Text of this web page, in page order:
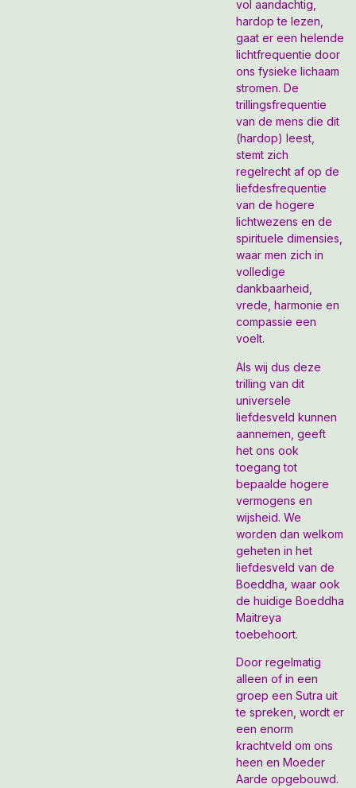
vol aandachtig,
hardop te lezen,
gaat er een helende
lichtfrequentie door
ons fysieke lichaam
stromen. De
trillingsfrequentie
van de mens die dit
(hardop) leest,
stemt zich
regelrecht af op de
liefdesfrequentie
van de hogere
lichtwezens en de
spirituele dimensies,
waar men zich in
volledige
dankbaarheid,
vrede, harmonie en
compassie een
voelt.
Als wij dus deze
trilling van dit
universele
liefdesveld kunnen
aannemen, geeft
het ons ook
toegang tot
bepaalde hogere
vermogens en
wijsheid. We
worden dan welkom
geheten in het
liefdesveld van de
Boeddha, waar ook
de huidige Boeddha
Maitreya
toebehoort.
Door regelmatig
alleen of in een
groep een Sutra uit
te spreken, wordt er
een enorm
krachtveld om ons
heen en Moeder
Aarde opgebouwd.